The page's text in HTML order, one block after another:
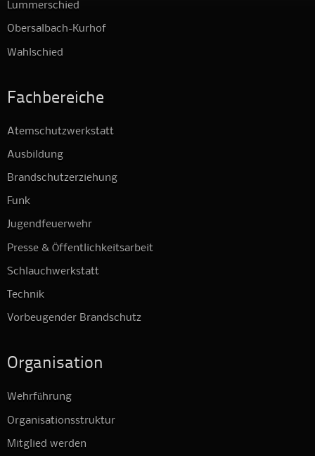
Lummerschied
Obersalbach-Kurhof
Wahlschied
Fachbereiche
Atemschutzwerkstatt
Ausbildung
Brandschutzerziehung
Funk
Jugendfeuerwehr
Presse & Öffentlichkeitsarbeit
Schlauchwerkstatt
Technik
Vorbeugender Brandschutz
Organisation
Wehrführung
Organisationsstruktur
Mitglied werden